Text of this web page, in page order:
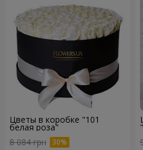
Цветы в коробке "101
белая роза"
8 084 грн